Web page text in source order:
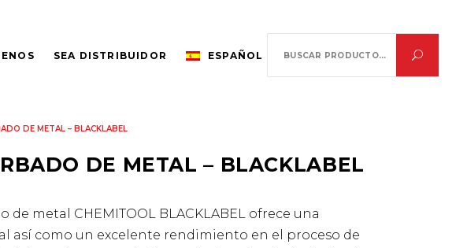
SEA DISTRIBUIDOR ESPAÑOL
DE METAL – BLACKLABEL
DE METAL – BLACKLABEL
de metal CHEMITOOL BLACKLABEL ofrece una
así como un excelente rendimiento en el proceso de